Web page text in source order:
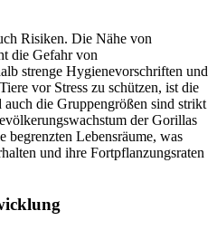
Risiken. Die Nähe von
die Gefahr von
strenge Hygienevorschriften und
vor Stress zu schützen, ist die
die Gruppengrößen sind strikt
der Gorillas
begrenzten Lebensräume, was
und ihre Fortpflanzungsraten